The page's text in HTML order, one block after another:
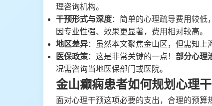
理咨询机构。
干预形式与深度：简单的心理疏导费用较低
因专业性强、效果更显著，费用相对较高。
地区差异：虽然本文聚焦金山区，但需知上
医保政策：这是非常关键的一点！ 部分心理
况需咨询当地医保部门或医院。
金山癫痫患者如何规划心理干
面对心理干预这项必要的支出，合理的预算